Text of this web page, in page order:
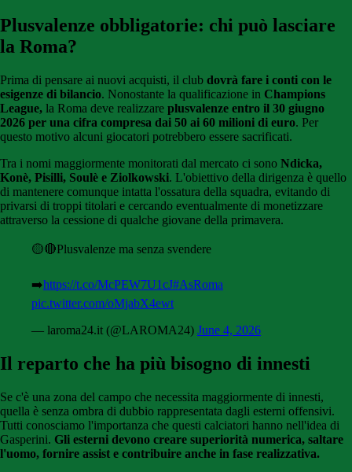
Plusvalenze obbligatorie: chi può lasciare
la Roma?
Prima di pensare ai nuovi acquisti, il club dovrà fare i conti con le
esigenze di bilancio. Nonostante la qualificazione in Champions
League, la Roma deve realizzare plusvalenze entro il 30 giugno
2026 per una cifra compresa dai 50 ai 60 milioni di euro. Per
questo motivo alcuni giocatori potrebbero essere sacrificati.
Tra i nomi maggiormente monitorati dal mercato ci sono Ndicka,
Konè, Pisilli, Soulè e Ziolkowski. L'obiettivo della dirigenza è quello
di mantenere comunque intatta l'ossatura della squadra, evitando di
privarsi di troppi titolari e cercando eventualmente di monetizzare
attraverso la cessione di qualche giovane della primavera.
🟡🔴Plusvalenze ma senza svendere
➡️https://t.co/McPEW7U1cJ#AsRoma
pic.twitter.com/oMjabX4ewt
— laroma24.it (@LAROMA24) June 4, 2026
Il reparto che ha più bisogno di innesti
Se c'è una zona del campo che necessita maggiormente di innesti,
quella è senza ombra di dubbio rappresentata dagli esterni offensivi.
Tutti conosciamo l'importanza che questi calciatori hanno nell'idea di
Gasperini. Gli esterni devono creare superiorità numerica, saltare
l'uomo, fornire assist e contribuire anche in fase realizzativa.